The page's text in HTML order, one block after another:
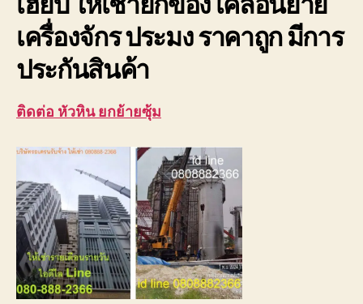
เครื่องจักร ประมง ราคาถูก มีการ
ประกันสินค้า
ติดต่อ หัวหิน ยกย้ายซุ้ม